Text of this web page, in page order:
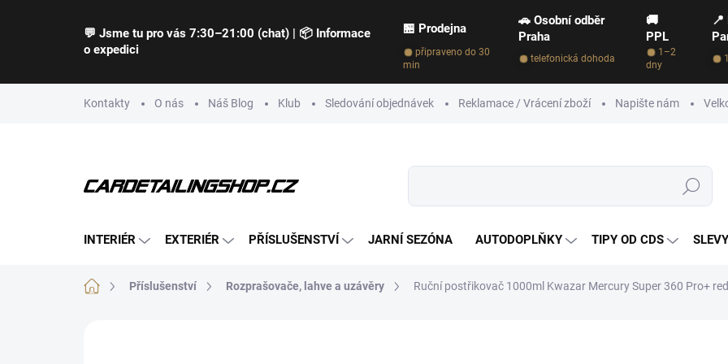
💬 Jsme tu pro vás 7:30–21:00 (chat) | 📦 Informace
o expedici
🏪 Prodejna
🚗 Osobní odběr
Praha
🚚
PPL
📍
připraveno do 30
min
telefonická dohoda
1–2
dny
Kontakty O nás Náš Blog Klub Sledování objednávek Reklamace / Vrácení zboží Napište nám
Hledat
INTERIÉR EXTERIÉR PŘÍSLUŠENSTVÍ JARNÍ SEZÓNA AUTODOPLŇKY TIPY OD CDS
Domů Příslušenství Rozprašovače, lahve a uzávěry Ruční postřikovač 1000ml Kwazar Mercury Super 360 Pro+